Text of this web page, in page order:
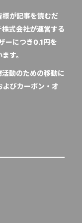
が記事を読むだ
式会社が運営する
ーにつき0.1円を
す。
動のための移動に
びカーボン・オ